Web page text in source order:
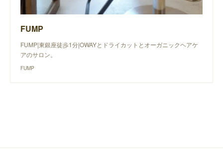
FUMP
FUMP|東銀座徒歩1分|OWAYとドライカットとオーガニックヘアケ
アのサロン。
FUMP